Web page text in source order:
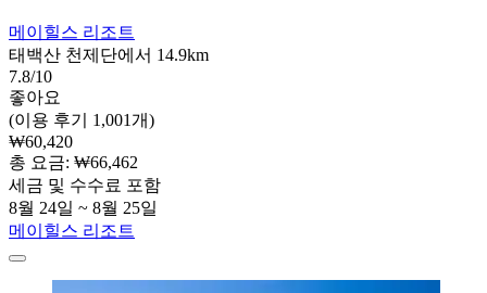
메이힐스 리조트
태백산 천제단에서 14.9km
7.8/10
좋아요
(이용 후기 1,001개)
₩60,420
총 요금: ₩66,462
세금 및 수수료 포함
8월 24일 ~ 8월 25일
메이힐스 리조트